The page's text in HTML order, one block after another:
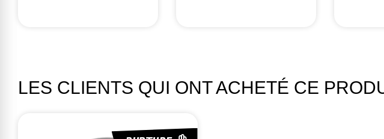
LES CLIENTS QUI ONT ACHETÉ CE